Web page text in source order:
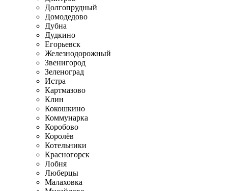
Долгопрудный
Домодедово
Дубна
Дудкино
Егорьевск
Железнодорожный
Звенигород
Зеленоград
Истра
Картмазово
Клин
Кокошкино
Коммунарка
Коробово
Королёв
Котельники
Красногорск
Лобня
Люберцы
Малаховка